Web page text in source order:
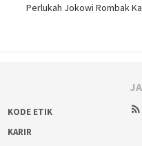
Perlukah Jokowi Rombak
KODE ETIK
KARIR